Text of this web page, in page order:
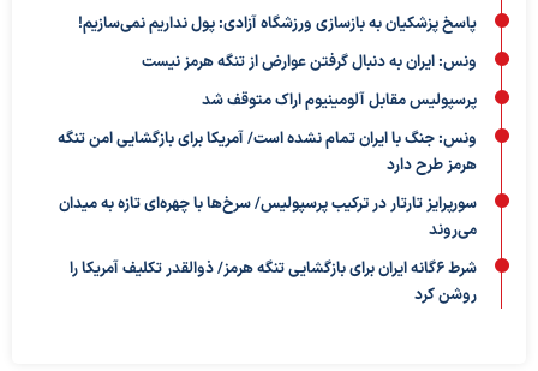
پاسخ پزشکیان به بازسازی ورزشگاه آزادی: پول نداریم نمی‌سازیم!
ونس: ایران به دنبال گرفتن عوارض از تنگه هرمز نیست
پرسپولیس مقابل آلومینیوم اراک متوقف شد
ونس: جنگ با ایران تمام نشده است/ آمریکا برای بازگشایی امن تنگه
هرمز طرح دارد
سورپرایز تارتار در ترکیب پرسپولیس/ سرخ‌ها با چهره‌ای تازه به میدان
می‌روند
شرط ۶گانه ایران برای بازگشایی تنگه هرمز/ ذوالقدر تکلیف آمریکا را
روشن کرد